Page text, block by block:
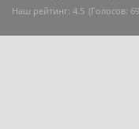
Наш рейтинг: 4.5 (Голосов: 69